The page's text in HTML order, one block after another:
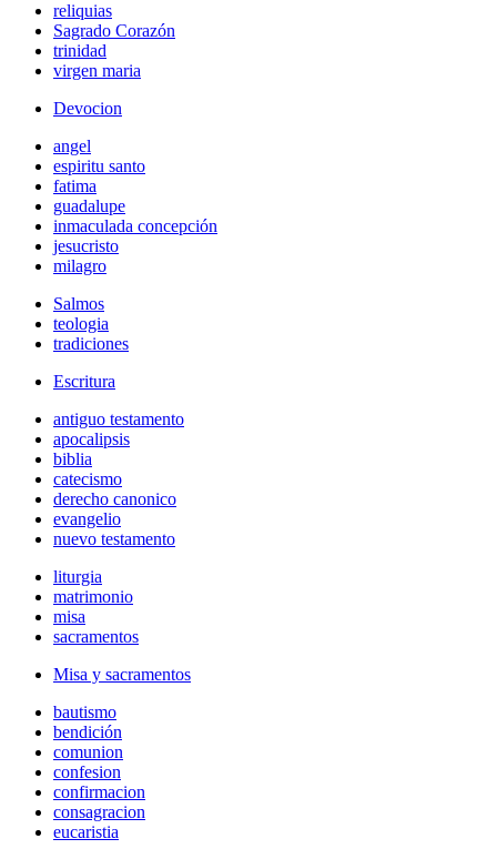
reliquias
Sagrado Corazón
trinidad
virgen maria
Devocion
angel
espiritu santo
fatima
guadalupe
inmaculada concepción
jesucristo
milagro
Salmos
teologia
tradiciones
Escritura
antiguo testamento
apocalipsis
biblia
catecismo
derecho canonico
evangelio
nuevo testamento
liturgia
matrimonio
misa
sacramentos
Misa y sacramentos
bautismo
bendición
comunion
confesion
confirmacion
consagracion
eucaristia